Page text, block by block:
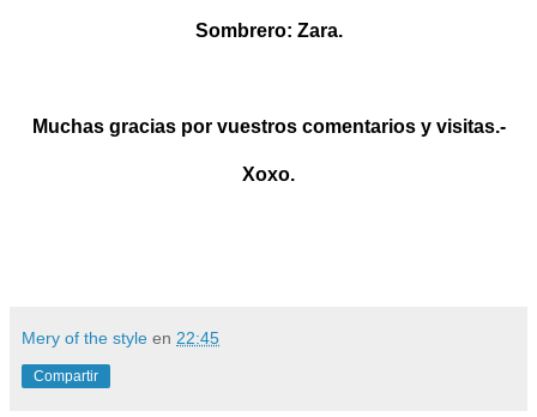
Sombrero: Zara.
Muchas gracias por vuestros comentarios y visitas.-
Xoxo.
Mery of the style en 22:45
Compartir